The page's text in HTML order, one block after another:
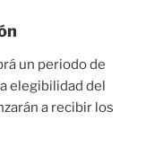
un periodo de
elegibilidad del
a recibir los